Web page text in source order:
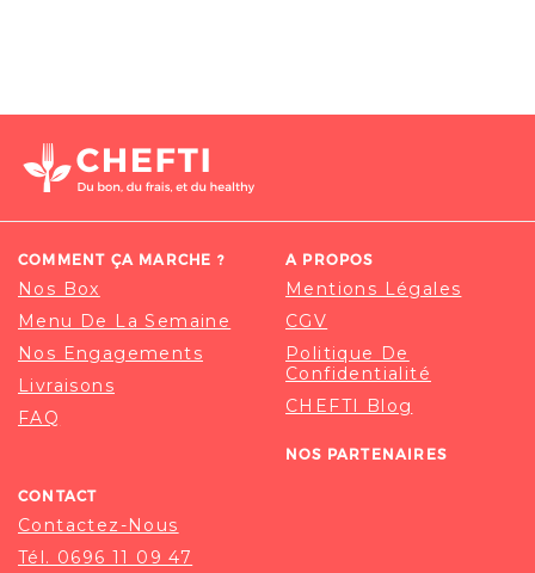
COMMENT ÇA MARCHE ?
Nos Box
Menu De La Semaine
Nos Engagements
Livraisons
FAQ
A PROPOS
Mentions Légales
CGV
Politique De
Confidentialité
CHEFTI Blog
NOS PARTENAIRES
CONTACT
Contactez-Nous
Tél. 0696 11 09 47